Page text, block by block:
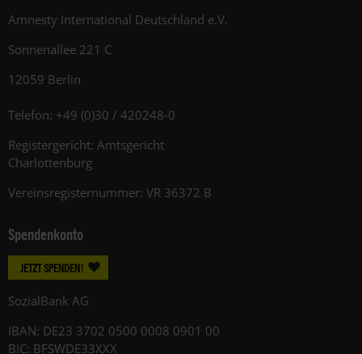
Amnesty International Deutschland e.V.
Sonnenallee 221 C
12059 Berlin
Telefon: +49 (0)30 / 420248-0
Registergericht: Amtsgericht
Charlottenburg
Vereinsregisternummer: VR 36372 B
Spendenkonto
JETZT SPENDEN!
SozialBank AG
IBAN: DE23 3702 0500 0008 0901 00
BIC: BFSWDE33XXX